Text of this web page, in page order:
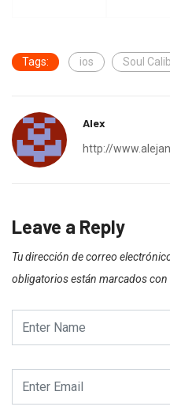
Tags: ios Soul
Alex
http://
Leave a Reply
Tu dirección de correo
obligatorios están marcados con